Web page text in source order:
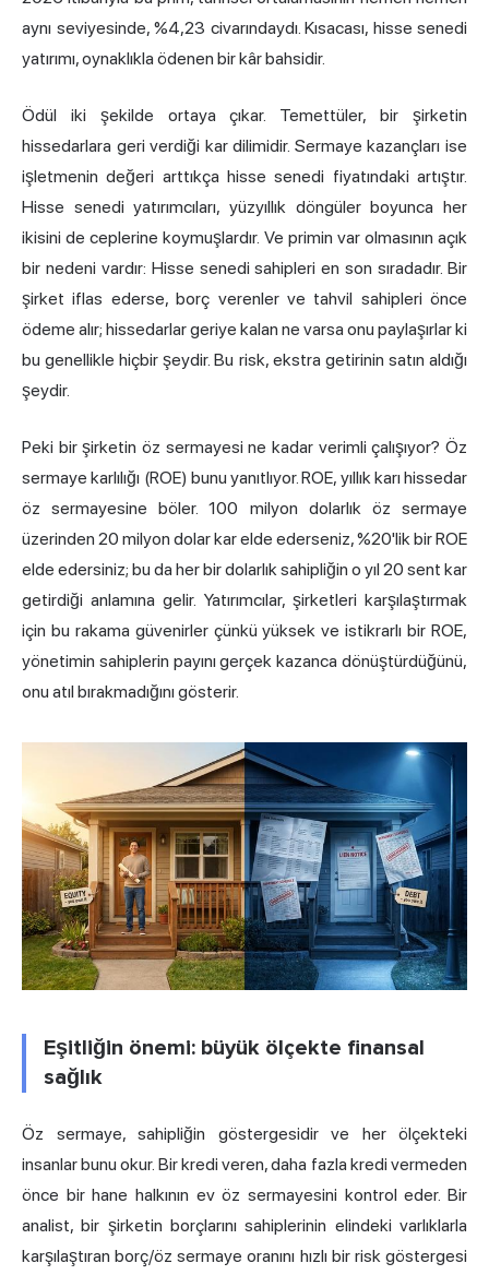
aynı seviyesinde, %4,23 civarındaydı. Kısacası, hisse senedi
yatırımı, oynaklıkla ödenen bir kâr bahsidir.
Ödül iki şekilde ortaya çıkar. Temettüler, bir şirketin
hissedarlara geri verdiği kar dilimidir. Sermaye kazançları ise
işletmenin değeri arttıkça hisse senedi fiyatındaki artıştır.
Hisse senedi yatırımcıları, yüzyıllık döngüler boyunca her
ikisini de ceplerine koymuşlardır. Ve primin var olmasının açık
bir nedeni vardır: Hisse senedi sahipleri en son sıradadır. Bir
şirket iflas ederse, borç verenler ve tahvil sahipleri önce
ödeme alır; hissedarlar geriye kalan ne varsa onu paylaşırlar ki
bu genellikle hiçbir şeydir. Bu risk, ekstra getirinin satın aldığı
şeydir.
Peki bir şirketin öz sermayesi ne kadar verimli çalışıyor? Öz
sermaye karlılığı (ROE) bunu yanıtlıyor. ROE, yıllık karı hissedar
öz sermayesine böler. 100 milyon dolarlık öz sermaye
üzerinden 20 milyon dolar kar elde ederseniz, %20'lik bir ROE
elde edersiniz; bu da her bir dolarlık sahipliğin o yıl 20 sent kar
getirdiği anlamına gelir. Yatırımcılar, şirketleri karşılaştırmak
için bu rakama güvenirler çünkü yüksek ve istikrarlı bir ROE,
yönetimin sahiplerin payını gerçek kazanca dönüştürdüğünü,
onu atıl bırakmadığını gösterir.
Eşitliğin önemi: büyük ölçekte finansal
sağlık
Öz sermaye, sahipliğin göstergesidir ve her ölçekteki
insanlar bunu okur. Bir kredi veren, daha fazla kredi vermeden
önce bir hane halkının ev öz sermayesini kontrol eder. Bir
analist, bir şirketin borçlarını sahiplerinin elindeki varlıklarla
karşılaştıran borç/öz sermaye oranını hızlı bir risk göstergesi